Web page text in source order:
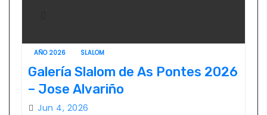
AÑO 2026 SLALOM
Galería Slalom de As Pontes 2026
– Jose Alvariño
Jun 4, 2026